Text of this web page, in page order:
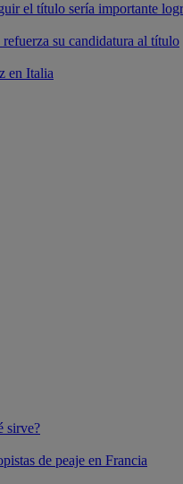
el título sería importante
su candidatura al título
en Italia
sirve?
de peaje en Francia